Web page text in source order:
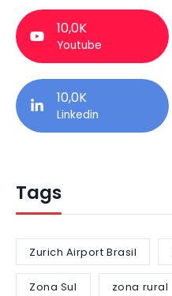
10,0K
Youtube
10,0K
Linkedin
Tags
Zurich Airport Brasil
Zona Sul zona rural